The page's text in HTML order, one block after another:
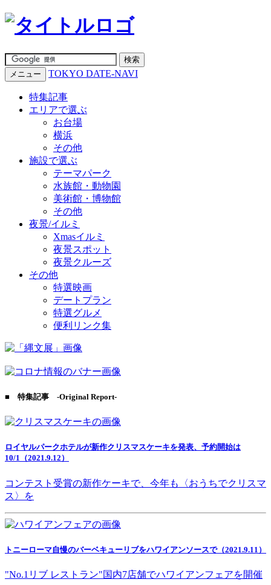
メニュー TOKYO DATE-NAVI
特集記事
エリアで選ぶ
お台場
横浜
その他
施設で選ぶ
テーマパーク
水族館・動物園
美術館・博物館
その他
夜景/イルミ
Xmasイルミ
夜景スポット
夜景クルーズ
その他
特選映画
デートプラン
特選グルメ
便利リンク集
■ 特集記事 -Original Report-
ロイヤルパークホテルが新作クリスマスケーキを発表、予約開始は
10/1（2021.9.12）
コンテスト受賞の新作ケーキで、今年も〈おうちでクリスマ
ス〉を
トニーローマ自慢のバーベキューリブをハワイアンソースで（2021.9.11）
"No.1リブ レストラン"国内7店舗でハワイアンフェアを開催